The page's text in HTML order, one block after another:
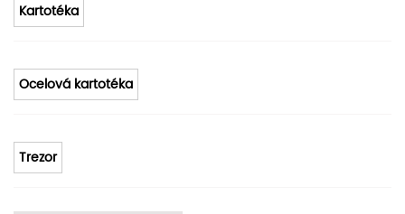
Kartotéka
Ocelová kartotéka
Trezor